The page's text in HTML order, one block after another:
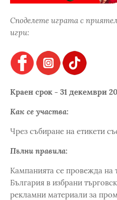
Споделете играта с
игри:
Краен срок - 31 декември
Как се участва:
Чрез събиране на етикети
Пълни правила:
Кампанията се провежда на
България в избрани
рекламни материали за